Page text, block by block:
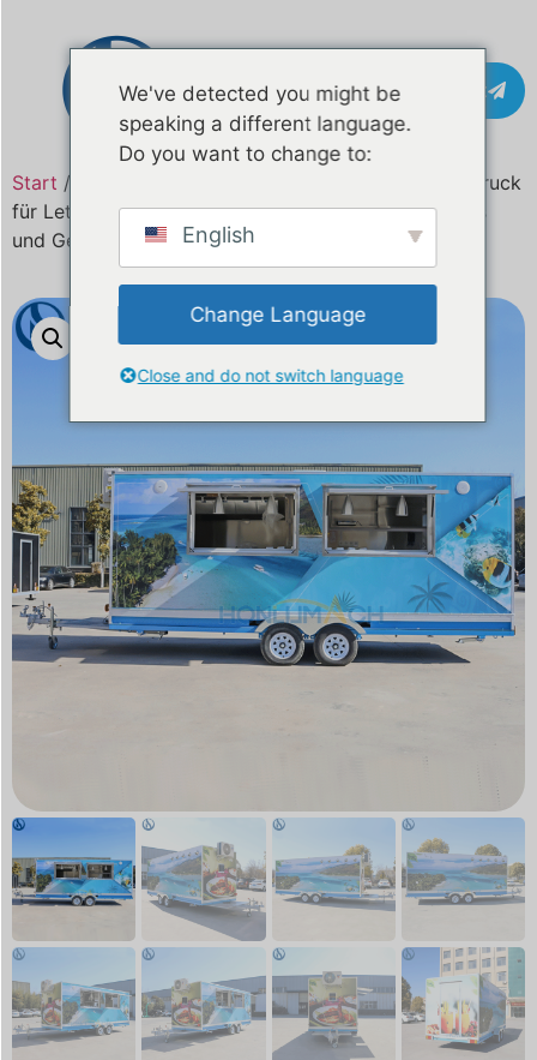
Kontakt
Start /
/ Maßgeschneiderter Küsten-Food-Truck
für Lettland gebaut | Mobile Geschäftslösung für Eis
und Getränke
We've detected you might be
speaking a different language.
Do you want to change to:
English
Change Language
Close and do not switch language